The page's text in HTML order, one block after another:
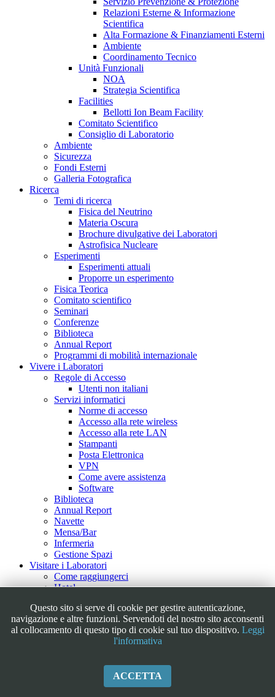
Relazioni Esterne & Informazione
Scientifica
Alta Formazione & Finanziamenti Esterni
Ambiente
Coordinamento Tecnico
Unità Funzionali
NOA
Strategia Scientifica
Facilities
Bellotti Ion Beam Facility
Comitato Scientifico
Consiglio di Laboratorio
Ambiente
Sicurezza
Fondi Esterni
Galleria Fotografica
Ricerca
Temi di ricerca
Fisica del Neutrino
Materia Oscura
Brochure divulgative dei Laboratori
Astrofisica Nucleare
Esperimenti
Esperimenti attuali
Proporre un esperimento
Fisica Teorica
Comitato scientifico
Seminari
Conferenze
Biblioteca
Annual Report
Programmi di mobilità internazionale
Vivere i Laboratori
Regole di Accesso
Utenti non italiani
Servizi informatici
Norme di accesso
Accesso alla rete wireless
Accesso alla rete LAN
Stampanti
Posta Elettronica
VPN
Come avere assistenza
Software
Biblioteca
Annual Report
Navette
Mensa/Bar
Infermeria
Gestione Spazi
Visitare i Laboratori
Come raggiungerci
Hotel
Tour Virtuale
Outreach
Educational
Iniziative/Eventi
Galleria Fotografica
Questo sito si serve di cookie per gestire autenticazione,
navigazione e altre funzioni. Servendoti del nostro sito acconsenti
al collocamento di questo tipo di cookie sul tuo dispositivo. Leggi
l'informativa
ACCETTA